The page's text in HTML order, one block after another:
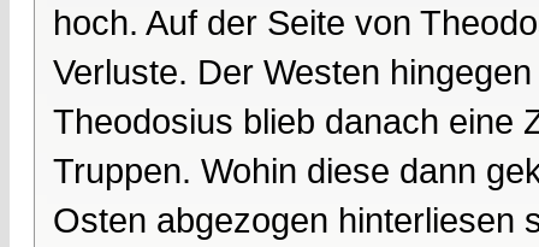
hoch. Auf der Seite von
Verluste. Der Westen
Theodosius blieb danach eine
Truppen. Wohin diese dann
Osten abgezogen hinterliesen